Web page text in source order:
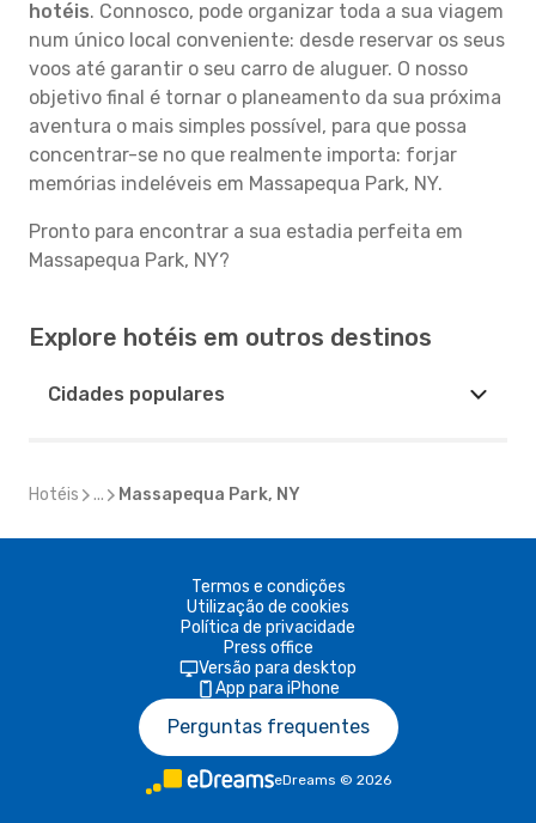
hotéis. Connosco, pode organizar toda a sua viagem
num único local conveniente: desde reservar os seus
voos até garantir o seu carro de aluguer. O nosso
objetivo final é tornar o planeamento da sua próxima
aventura o mais simples possível, para que possa
concentrar-se no que realmente importa: forjar
memórias indeléveis em Massapequa Park, NY.
Pronto para encontrar a sua estadia perfeita em
Massapequa Park, NY?
Explore hotéis em outros destinos
Cidades populares
Hotéis ... Massapequa Park, NY
Termos e condições
Utilização de cookies
Política de privacidade
Press office
Versão para desktop
App para iPhone
Perguntas frequentes
eDreams © 2026